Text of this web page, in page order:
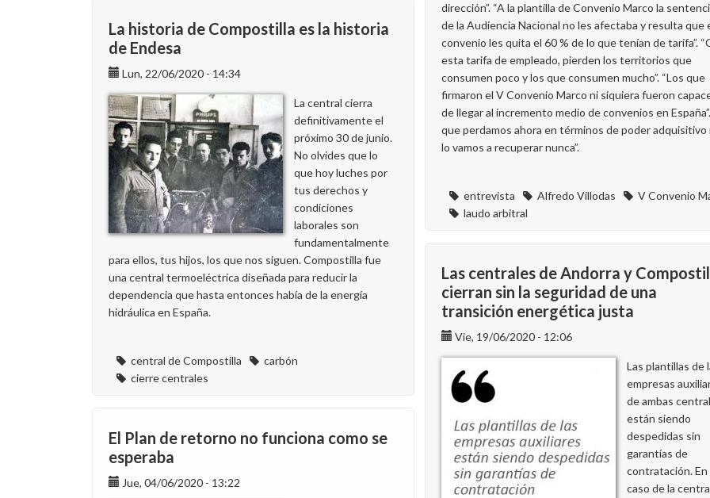
las
elecciones
sindicales
en
la
terminal
portuaria
de
Los
Barrios
(Cádiz)
con
victoria
CCOO
dirección”. “A la plantilla de Convenio Marco la
de la Audiencia Nacional no les afectaba y resulta que
convenio les quita el 60 % de lo que tenían de tarifa”.
esta tarifa de empleado, pierden los territorios que
consumen poco y los que consumen mucho”. “Los que
firmaron el V Convenio Marco ni siquiera fueron
de llegar al incremento medio de convenios en
que perdamos ahora en términos de poder adquisitivo
lo vamos a recuperar nunca”.
entrevista Alfredo Villodas
V Convenio
laudo arbitral
La historia de Compostilla es la historia
de Endesa
Lun, 22/06/2020 - 14:34
La central cierra
definitivamente el
próximo 30 de junio.
No olvides que lo
que hoy luches por
tus derechos y
condiciones
laborales son
fundamentalmente
para ellos, tus hijos, los que nos siguen. Compostilla fue
una central termoeléctrica diseñada para reducir la
dependencia que hasta entonces había de la energía
hidráulica en España.
central de Compostilla
carbón
cierre centrales
Las centrales de Andorra y
cierran sin la seguridad de una
transición energética justa
Vie, 19/06/2020 - 12:06
Las plantillas de
empresas
de ambas
están siendo
despedidas sin
garantías de
contratación. En
caso de la
El Plan de retorno no funciona como se
esperaba
Jue, 04/06/2020 - 13:22